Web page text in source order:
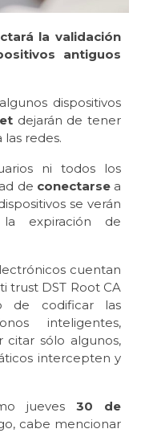
la validación
antiguos
algunos dispositivos
dejarán de tener
las redes.
ni todos los
de conectarsea
se verán
expiración de
cuentan
trust DST Root CA
de codificar las
inteligentes,
citar sólo algunos,
intercepten y
jueves 30 de
cabe mencionar